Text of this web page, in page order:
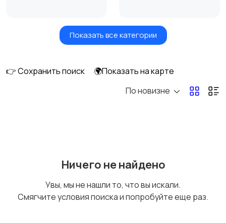
Куклы и игрушки
Оформление
Оформление
Показать все категории
👉 Сохранить поиск
🌍Показать на карте
По новизне
Ничего не найдено
Увы, мы не нашли то, что вы искали.
Смягчите условия поиска и попробуйте еще раз.